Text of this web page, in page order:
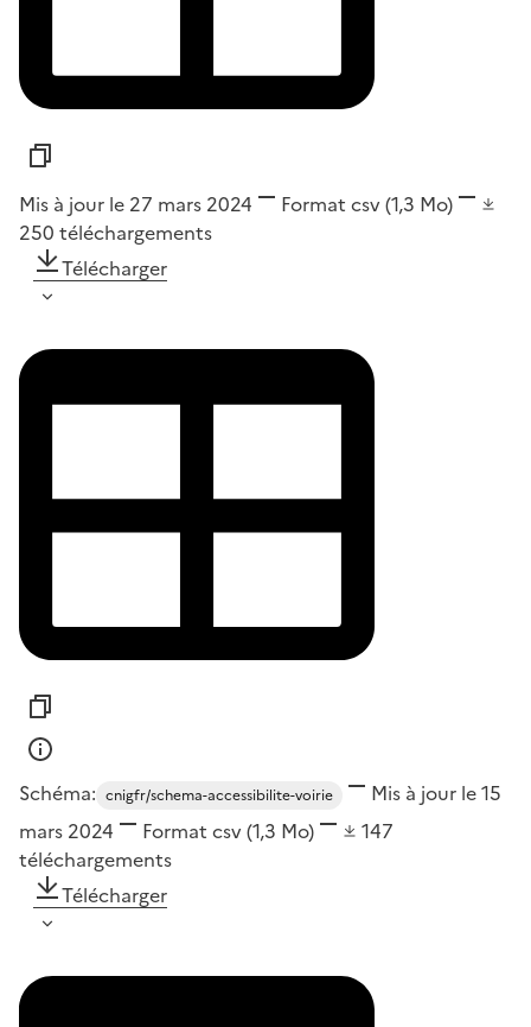
Mis à jour le 27 mars 2024 Format csv(1,3 Mo)
250 téléchargements
Télécharger
Schéma: cnigfr/schema-accessibilite-voirie
Mis à jour le 15
mars 2024
Format csv(1,3 Mo)
147
téléchargements
Télécharger